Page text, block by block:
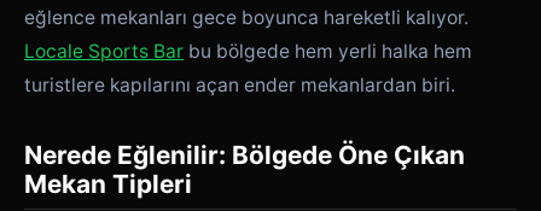
eğlence mekanları gece boyunca hareketli kalıyor.
Locale Sports Bar bu bölgede hem yerli halka hem
turistlere kapılarını açan ender mekanlardan biri.
Nerede Eğlenilir: Bölgede Öne Çıkan
Mekan Tipleri